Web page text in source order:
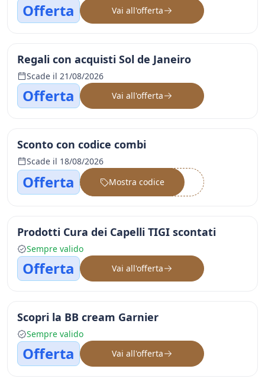
Offerta Vai all'offerta
Regali con acquisti Sol de Janeiro
Scade il 21/08/2026
Offerta Vai all'offerta
Sconto con codice combi
Scade il 18/08/2026
Offerta ••••••
Mostra codice
Prodotti Cura dei Capelli TIGI scontati
Sempre valido
Offerta Vai all'offerta
Scopri la BB cream Garnier
Sempre valido
Offerta Vai all'offerta